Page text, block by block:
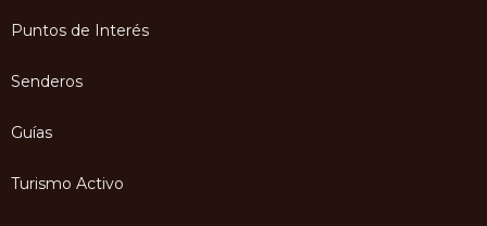
Puntos de Interés
Senderos
Guías
Turismo Activo